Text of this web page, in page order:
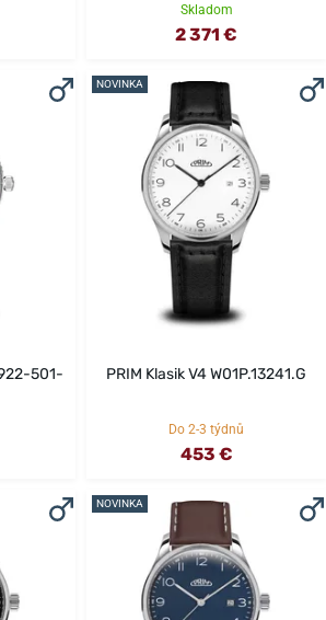
Skladom
2 371 €
501-
NOVINKA
PRIM Klasik V4 W01P.13241.G
Do 2-3 týdnů
453 €
NOVINKA